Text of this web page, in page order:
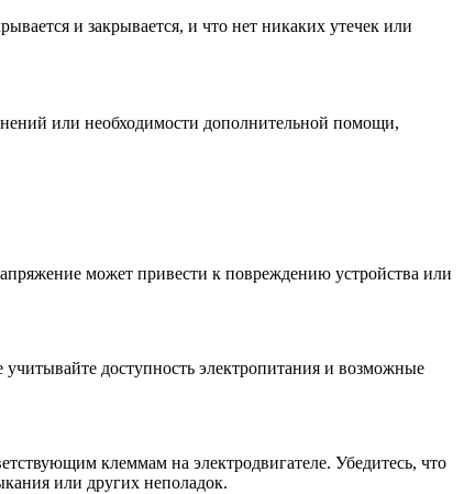
и закрывается, и что нет никаких утечек или
или необходимости дополнительной помощи,
может привести к повреждению устройства или
доступность электропитания и возможные
клеммам на электродвигателе. Убедитесь, что
или других неполадок.